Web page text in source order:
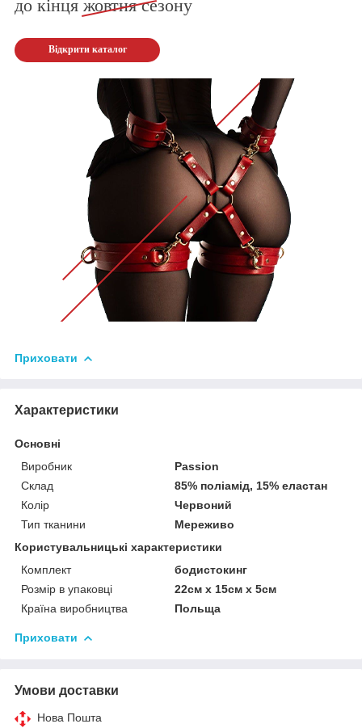
до кінця жовтнясезону
Відкрити каталог
Приховати
Характеристики
Основні
Виробник
Passion
Склад
85% поліамід, 15% еластан
Колір
Червоний
Тип тканини
Мереживо
Користувальницькі характеристики
Комплект
бодистокинг
Розмір в упаковці
22см х 15см х 5см
Країна виробництва
Польща
Приховати
Умови доставки
Нова Пошта